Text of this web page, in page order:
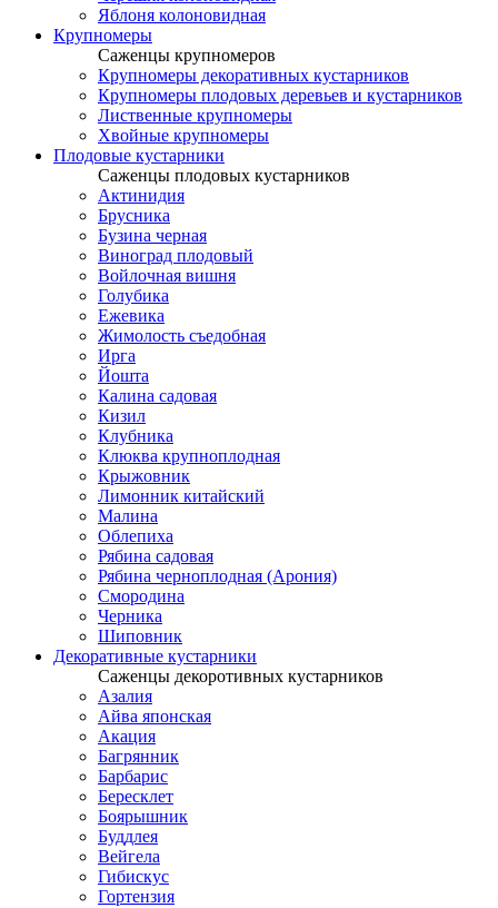
Яблоня колоновидная
Крупномеры
Саженцы крупномеров
Крупномеры декоративных кустарников
Крупномеры плодовых деревьев и кустарников
Лиственные крупномеры
Хвойные крупномеры
Плодовые кустарники
Саженцы плодовых кустарников
Актинидия
Брусника
Бузина черная
Виноград плодовый
Войлочная вишня
Голубика
Ежевика
Жимолость съедобная
Ирга
Йошта
Калина садовая
Кизил
Клубника
Клюква крупноплодная
Крыжовник
Лимонник китайский
Малина
Облепиха
Рябина садовая
Рябина черноплодная (Арония)
Смородина
Черника
Шиповник
Декоративные кустарники
Саженцы декоротивных кустарников
Азалия
Айва японская
Акация
Багрянник
Барбарис
Бересклет
Боярышник
Буддлея
Вейгела
Гибискус
Гортензия